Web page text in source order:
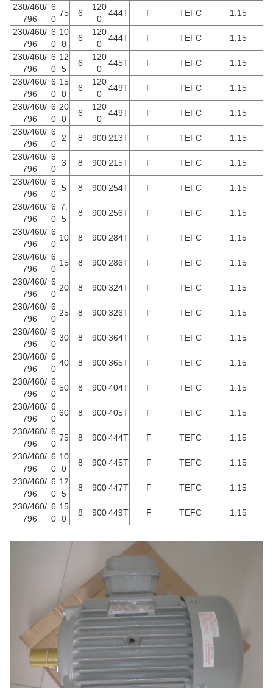
230/460/
796
6
0
75 6
120
0
444T F TEFC
1.15
230/460/
796
6
0
10
0
6
120
0
444T F TEFC
1.15
230/460/
796
6
0
12
5
6
120
0
445T F TEFC
1.15
230/460/
796
6
0
15
0
6
120
0
449T F TEFC
1.15
230/460/
796
6
0
20
0
6
120
0
449T F TEFC
1.15
230/460/
796
6
0
2 8 900 213T F TEFC
1.15
230/460/
796
6
0
3 8 900 215T F TEFC
1.15
230/460/
796
6
0
5 8 900 254T F TEFC
1.15
230/460/
796
6
0
7.
5
8 900 256T F TEFC
1.15
230/460/
796
6
0
10 8 900 284T F TEFC
1.15
230/460/
796
6
0
15 8 900 286T F TEFC
1.15
230/460/
796
6
0
20 8 900 324T F TEFC
1.15
230/460/
796
6
0
25 8 900 326T F TEFC
1.15
230/460/
796
6
0
30 8 900 364T F TEFC
1.15
230/460/
796
6
0
40 8 900 365T F TEFC
1.15
230/460/
796
6
0
50 8 900 404T F TEFC
1.15
230/460/
796
6
0
60 8 900 405T F TEFC
1.15
230/460/
796
6
0
75 8 900 444T F TEFC
1.15
230/460/
796
6
0
10
0
8 900 445T F TEFC
1.15
230/460/
796
6
0
12
5
8 900 447T F TEFC
1.15
230/460/
796
6
0
15
0
8 900 449T F TEFC 1.15